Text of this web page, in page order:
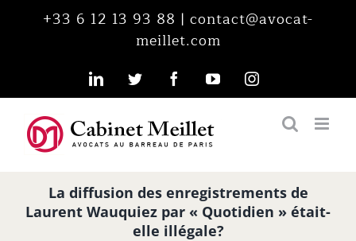
+33 6 12 13 93 88 | contact@avocat-
meillet.com
LinkedInTwitter FacebookYouTubeInstagram
La diffusion des enregistrements de
Laurent Wauquiez par « Quotidien » était-
elle illégale?